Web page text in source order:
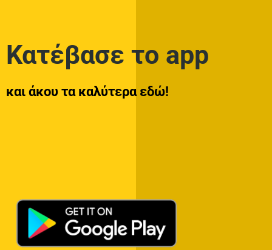
Κατέβασε το app
και άκου τα καλύτερα εδώ!